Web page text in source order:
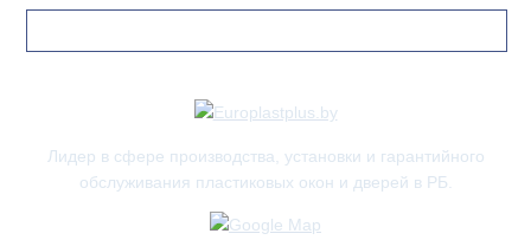
Лидер в сфере производства, установки и гарантийного
обслуживания пластиковых окон и дверей в РБ.